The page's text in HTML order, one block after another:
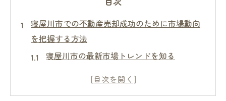
寝屋川市での不動産売却成功のために市場動向
を把握する方法
寝屋川市の最新市場トレンドを知る
季節ごとの不動産市場の動き